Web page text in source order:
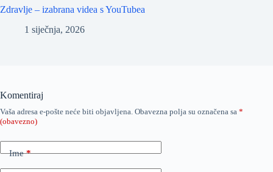
Zdravlje – izabrana videa s YouTubea
1 siječnja, 2026
Komentiraj
Vaša adresa e-pošte neće biti objavljena. Obavezna polja su označena sa *
(obavezno)
Ime*